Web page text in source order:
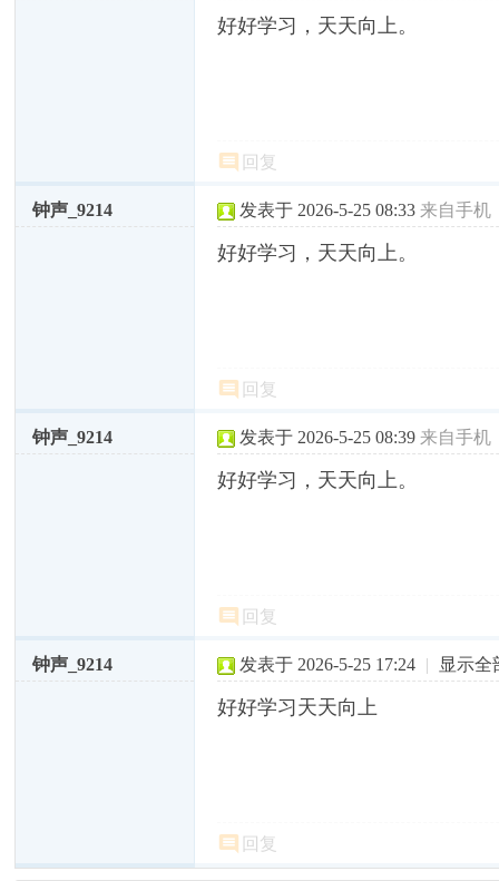
好好学习，天天向上。
回复
钟声_9214 发表于 2026-5-25 08:33 来自手机
好好学习，天天向上。
回复
钟声_9214 发表于 2026-5-25 08:39 来自手机
好好学习，天天向上。
回复
钟声_9214 发表于 2026-5-25 17:24 | 显示全
好好学习天天向上
回复